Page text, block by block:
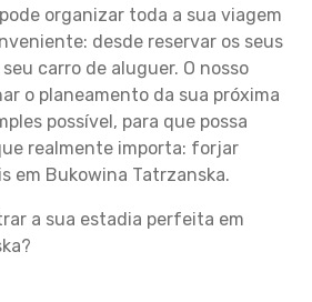
organizar toda a sua viagem
desde reservar os seus
carro de aluguer. O nosso
o planeamento da sua próxima
possível, para que possa
realmente importa: forjar
em Bukowina Tatrzanska.
a sua estadia perfeita em